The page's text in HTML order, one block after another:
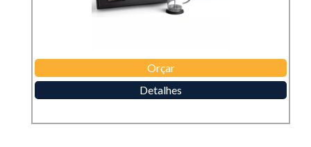
Orçar
Detalhes